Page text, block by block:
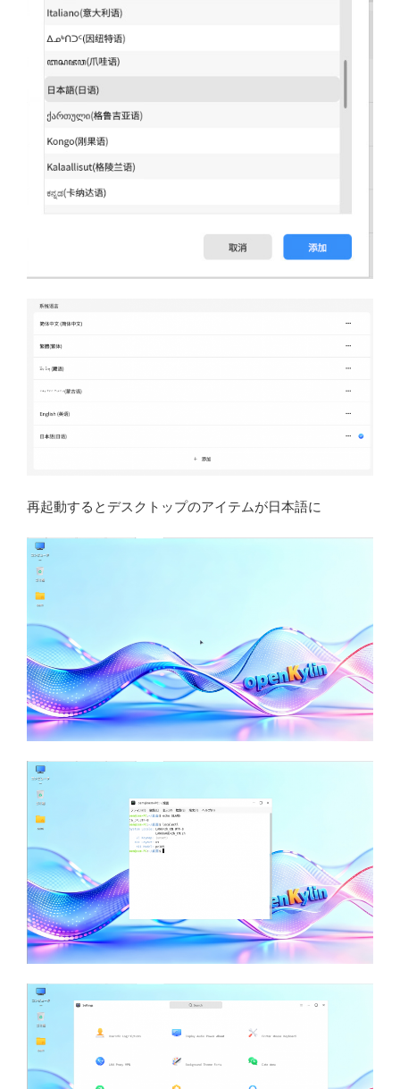
再起動するとデスクトップのアイテムが日本語に